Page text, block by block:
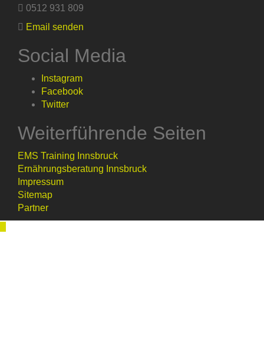
0512 931 809
Email senden
Social Media
Instagram
Facebook
Twitter
Weiterführende Seiten
EMS Training Innsbruck
Ernährungsberatung Innsbruck
Impressum
Sitemap
Partner